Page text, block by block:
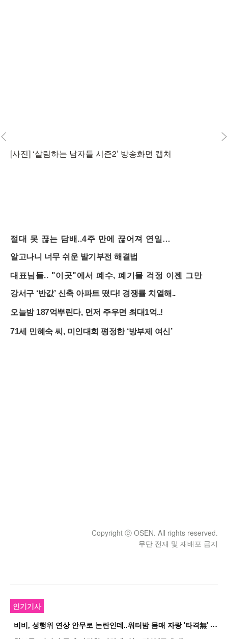
[사진] ‘살림하는 남자들 시즌2’ 방송화면 캡처
Copyright ⓒ OSEN. All rights reserved.
무단 전재 및 재배포 금지
인기기사
비
비, 성행위 연상 안무로 논란인데..워터밤 몸매 자랑 '타격無' 근황